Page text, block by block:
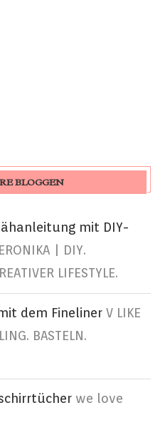
BLOGGEN
mit DIY-
| DIY.
LIFESTYLE.
dem Fineliner V LIKE
BASTELN.
we love